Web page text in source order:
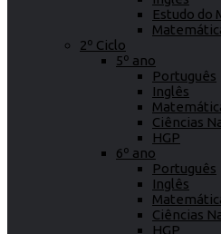
Estudo do
2º Ciclo
5º ano
Português
Inglês
Ciências
HGP
6º ano
Português
Inglês
Ciências
HGP